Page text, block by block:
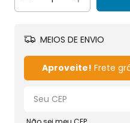
MEIOS DE ENVIO
Aproveite! Frete